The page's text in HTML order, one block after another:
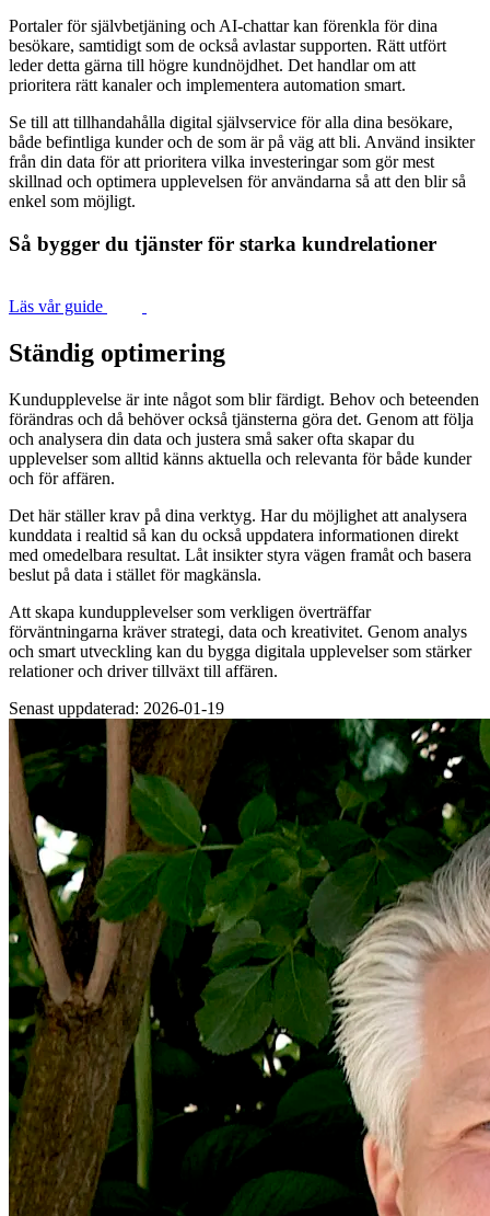
Portaler för självbetjäning och AI-chattar kan förenkla för dina
besökare, samtidigt som de också avlastar supporten. Rätt utfört
leder detta gärna till högre kundnöjdhet. Det handlar om att
prioritera rätt kanaler och implementera automation smart.
Se till att tillhandahålla digital självservice för alla dina besökare,
både befintliga kunder och de som är på väg att bli. Använd insikter
från din data för att prioritera vilka investeringar som gör mest
skillnad och optimera upplevelsen för användarna så att den blir så
enkel som möjligt.
Så bygger du tjänster för starka kundrelationer
Läs vår guide
Ständig optimering
Kundupplevelse är inte något som blir färdigt. Behov och beteenden
förändras och då behöver också tjänsterna göra det. Genom att följa
och analysera din data och justera små saker ofta skapar du
upplevelser som alltid känns aktuella och relevanta för både kunder
och för affären.
Det här ställer krav på dina verktyg. Har du möjlighet att analysera
kunddata i realtid så kan du också uppdatera informationen direkt
med omedelbara resultat. Låt insikter styra vägen framåt och basera
beslut på data i stället för magkänsla.
Att skapa kundupplevelser som verkligen överträffar
förväntningarna kräver strategi, data och kreativitet. Genom analys
och smart utveckling kan du bygga digitala upplevelser som stärker
relationer och driver tillväxt till affären.
Senast uppdaterad: 2026-01-19